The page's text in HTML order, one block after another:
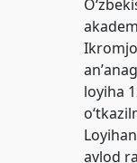
loyiha
avlod